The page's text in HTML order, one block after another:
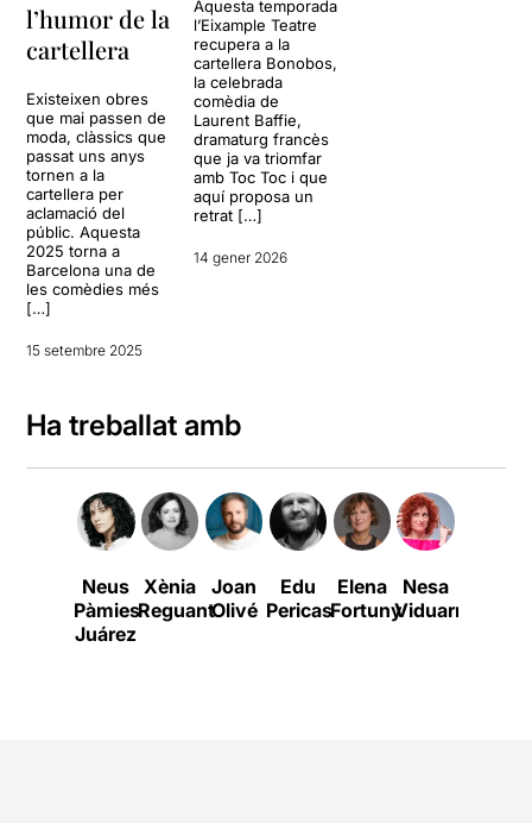
l’humor de la
cartellera
Existeixen obres
que mai passen de
moda, clàssics que
passat uns anys
tornen a la
cartellera per
aclamació del
públic. Aquesta
2025 torna a
Barcelona una de
les comèdies més
[…]
15 setembre 2025
Aquesta temporada
l’Eixample Teatre
recupera a la
cartellera Bonobos,
la celebrada
comèdia de
Laurent Baffie,
dramaturg francès
que ja va triomfar
amb Toc Toc i que
aquí proposa un
retrat […]
14 gener 2026
Ha treballat amb
Neus
Pàmies
Juárez
Xènia
Reguant
Joan
Olivé
Edu
Pericas
Elena
Fortuny
Nesa
Viduarrázaga
Tomasa